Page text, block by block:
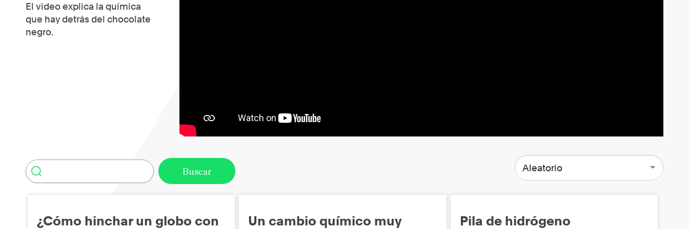
El video explica la química
que hay detrás del chocolate
negro.
Aleatorio
¿Cómo hinchar un globo con
Un cambio químico muy
Pila de hidrógeno